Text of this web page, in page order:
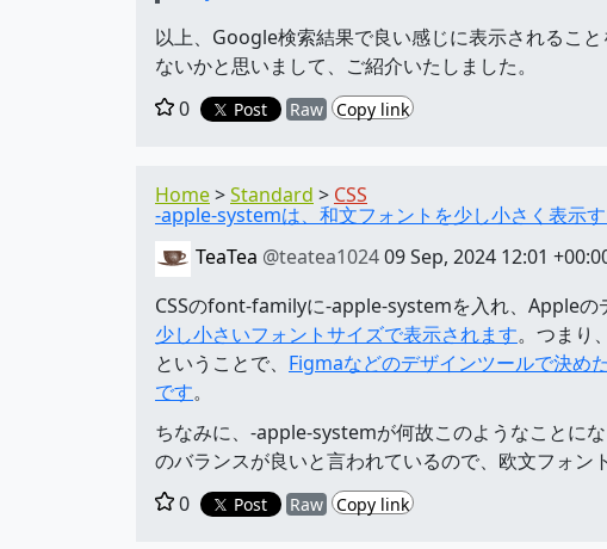
以上、Google検索結果で良い感じに表示されるこ
ないかと思いまして、ご紹介いたしました。
0
Post Raw Copy link
Home Standard CSS
-apple-systemは、和文フォントを少し小さく表示
TeaTea @teatea102409 Sep, 2024 12:01
CSSのfont-familyに-apple-systemを入れ、Appleの
少し小さいフォントサイズで表示されます。つまり、
ということで、 Figmaなどのデザインツールで決め
です。
ちなみに、-apple-systemが何故このようなことに
のバランスが良いと言われているので、欧文フォン
0
Post Raw Copy link